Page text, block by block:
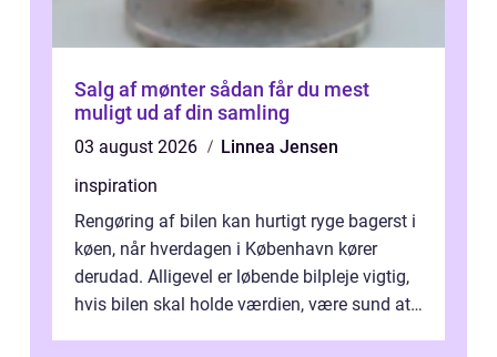
Salg af mønter sådan får du mest
muligt ud af din samling
03 august 2026
Linnea Jensen
inspiration
Rengøring af bilen kan hurtigt ryge bagerst i
køen, når hverdagen i København kører
derudad. Alligevel er løbende bilpleje vigtig,
hvis bilen skal holde værdien, være sund at